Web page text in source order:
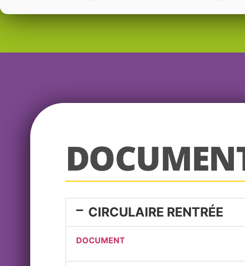
CIRCULAIRE RENTRÉE
DOCUMENT